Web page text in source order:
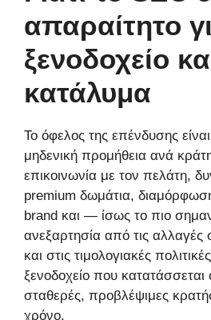
απαραίτητο
ξενοδοχείο
κατάλυμα
Το όφελος της επένδυσης
μηδενική προμήθεια ανά
επικοινωνία με τον πελάτη,
premium δωμάτια,
brand και — ίσως το πιο
ανεξαρτησία από τις αλλαγές
και στις τιμολογιακές
ξενοδοχείο που κατατάσσεται
σταθερές, προβλέψιμες
χρόνο.